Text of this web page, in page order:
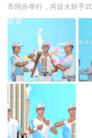
市同步举行，共设火炬手